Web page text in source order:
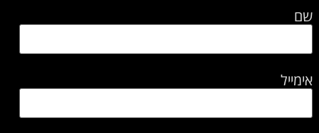
שם
אימייל